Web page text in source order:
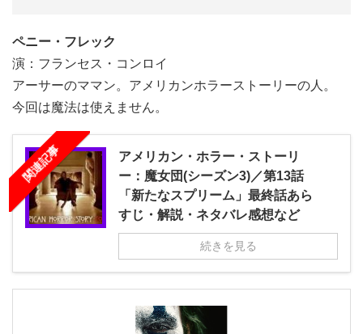
ペニー・フレック
演：フランセス・コンロイ
アーサーのママン。アメリカンホラーストーリーの人。
今回は魔法は使えません。
関連記事
アメリカン・ホラー・ストーリ
ー：魔女団(シーズン3)／第13話
「新たなスプリーム」最終話あら
すじ・解説・ネタバレ感想など
続きを見る